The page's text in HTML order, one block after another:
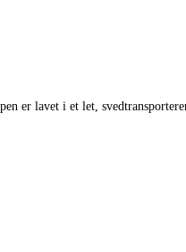
er lavet i et let,